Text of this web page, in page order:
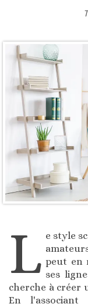
L e style
peut en
ses
cherche à créer
En l'associant